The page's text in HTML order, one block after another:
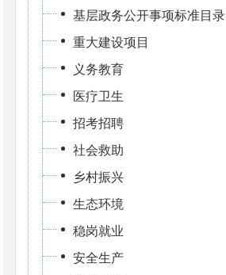
基层政务公开事项标准目录
重大建设项目
义务教育
医疗卫生
招考招聘
社会救助
乡村振兴
生态环境
稳岗就业
安全生产